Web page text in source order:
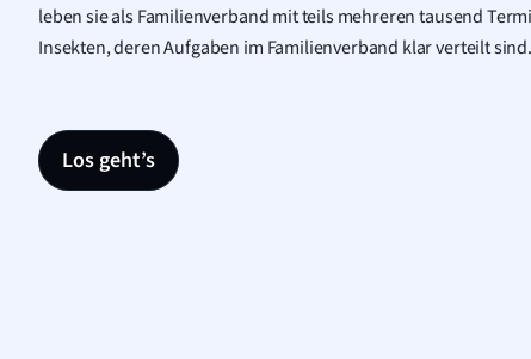
leben sie als Familienverband mit teils mehreren tausend
Insekten, deren Aufgaben im Familienverband klar verteilt sind.
Los geht’s